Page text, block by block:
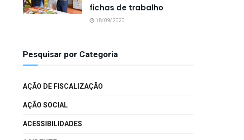
fichas de trabalho
18/09/2020
Pesquisar por Categoria
AÇÃO DE FISCALIZAÇÃO
AÇÃO SOCIAL
ACESSIBILIDADES